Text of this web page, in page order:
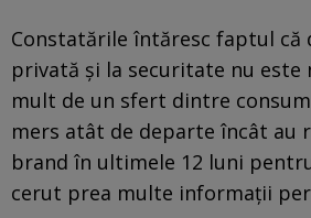
Constatările întăresc faptul că
privată și la securitate nu este
mult de un sfert dintre
mers atât de departe încât au
brand în ultimele 12 luni
cerut prea multe informații